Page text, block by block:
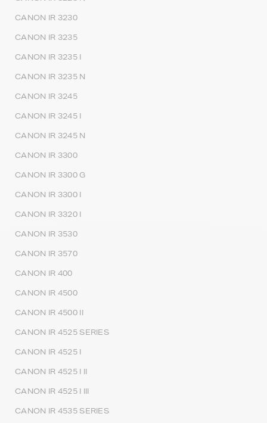
CANON IR 3230
CANON IR 3235
CANON IR 3235 I
CANON IR 3235 N
CANON IR 3245
CANON IR 3245 I
CANON IR 3245 N
CANON IR 3300
CANON IR 3300 G
CANON IR 3300 I
CANON IR 3320 I
CANON IR 3530
CANON IR 3570
CANON IR 400
CANON IR 4500
CANON IR 4500 II
CANON IR 4525 SERIES
CANON IR 4525 I
CANON IR 4525 I II
CANON IR 4525 I III
CANON IR 4535 SERIES